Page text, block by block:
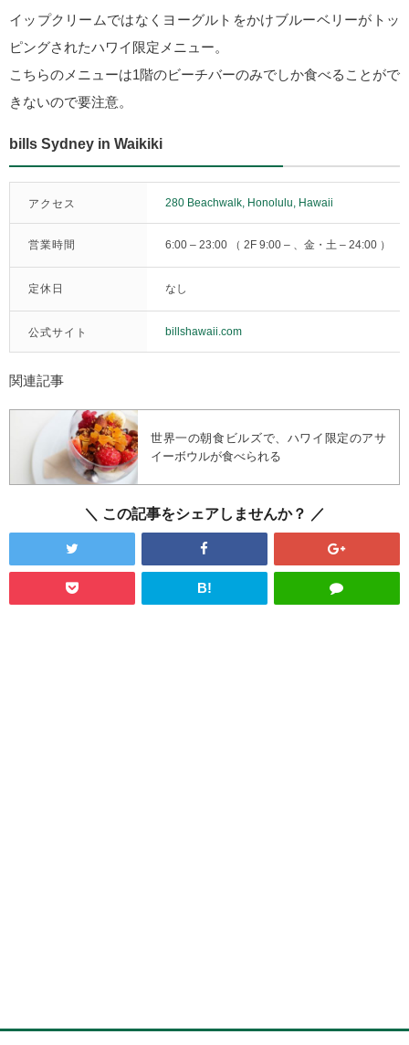
イップクリームではなくヨーグルトをかけブルーベリーがトッ
ピングされたハワイ限定メニュー。
こちらのメニューは1階のビーチバーのみでしか食べることがで
きないので要注意。
bills Sydney in Waikiki
アクセス 280 Beachwalk, Honolulu, Hawaii
営業時間 6:00 – 23:00 （ 2F 9:00 – 、金・土 – 24:00 ）
定休日 なし
公式サイト billshawaii.com
関連記事
世界一の朝食ビルズで、ハワイ限定のアサ
イーボウルが食べられる
この記事をシェアしませんか？
B!